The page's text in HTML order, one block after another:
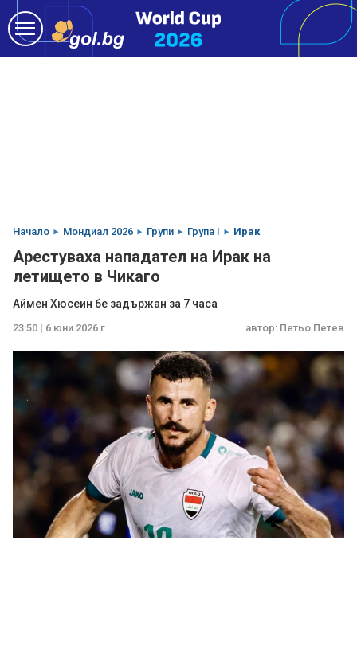
Начало Мондиал 2026 Групи Група I Ирак
Арестуваха нападател на Ирак на
летището в Чикаго
Аймен Хюсеин бе задържан за 7 часа
23:50 | 6 юни 2026 г. автор: Петьо Петев